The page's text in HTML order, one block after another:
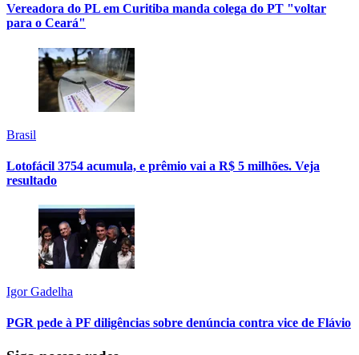
Vereadora do PL em Curitiba manda colega do PT "voltar
para o Ceará"
Brasil
Lotofácil 3754 acumula, e prêmio vai a R$ 5 milhões. Veja
resultado
Igor Gadelha
PGR pede à PF diligências sobre denúncia contra vice de Flávio